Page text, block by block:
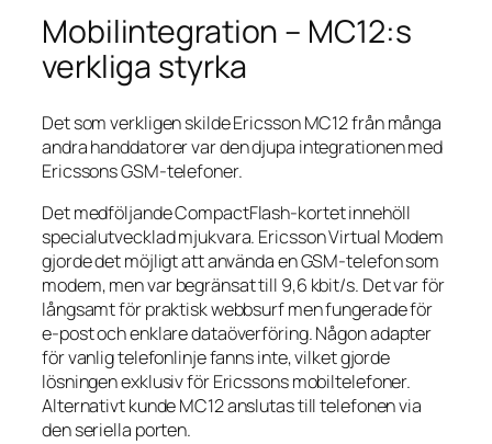
Mobilintegration – MC12:s
verkliga styrka
Det som verkligen skilde Ericsson MC12 från många
andra handdatorer var den djupa integrationen med
Ericssons GSM-telefoner.
Det medföljande CompactFlash-kortet innehöll
specialutvecklad mjukvara. Ericsson Virtual Modem
gjorde det möjligt att använda en GSM-telefon som
modem, men var begränsat till 9,6 kbit/s. Det var för
långsamt för praktisk webbsurf men fungerade för
e-post och enklare dataöverföring. Någon adapter
för vanlig telefonlinje fanns inte, vilket gjorde
lösningen exklusiv för Ericssons mobiltelefoner.
Alternativt kunde MC12 anslutas till telefonen via
den seriella porten.